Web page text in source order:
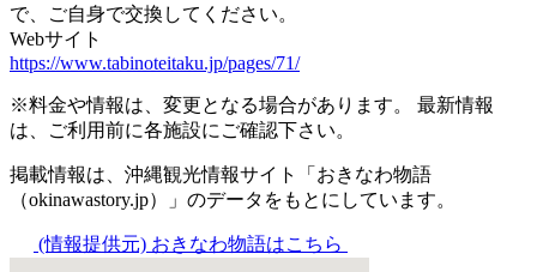
で、ご自身で交換してください。
Webサイト
https://www.tabinoteitaku.jp/pages/71/
※料金や情報は、変更となる場合があります。 最新情報
は、ご利用前に各施設にご確認下さい。
掲載情報は、沖縄観光情報サイト「おきなわ物語
（okinawastory.jp）」のデータをもとにしています。
(情報提供元) おきなわ物語はこちら